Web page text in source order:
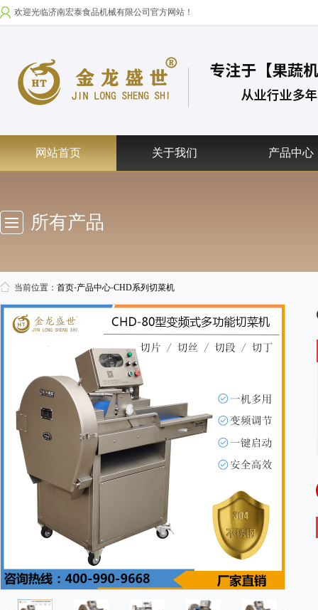
欢迎光临济南宏泰食品机械有限公司官方网站！
网站首页 关于我们 产品中心
所有产品
当前位置： 首页-产品中心-CHD系列切菜机